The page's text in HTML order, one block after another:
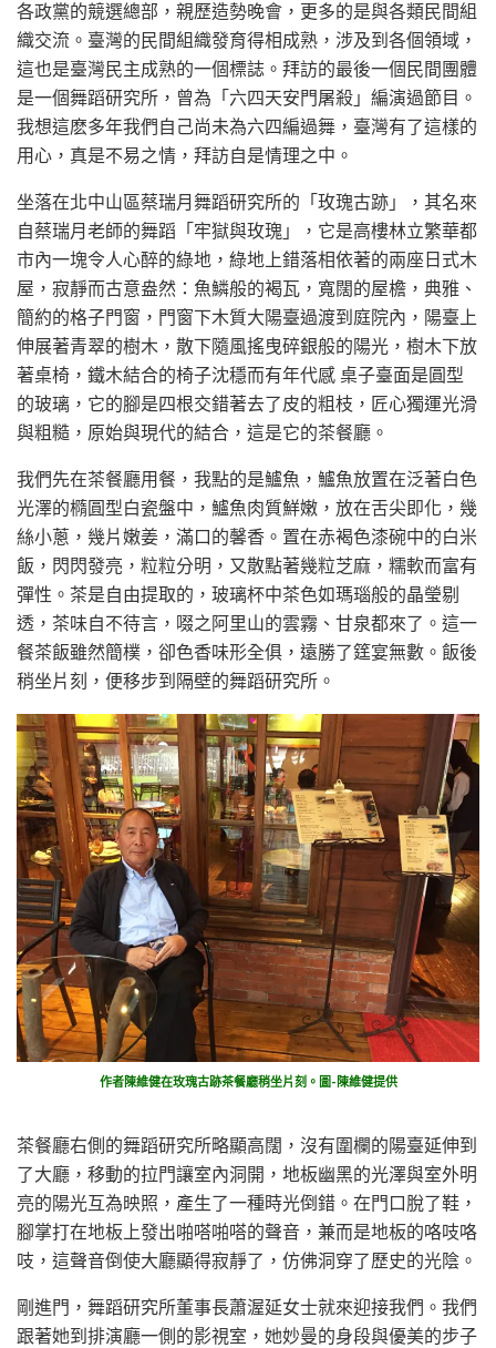
各政黨的競選總部，親歷造勢晚會，更多的是與各類民間組
織交流。臺灣的民間組織發育得相成熟，涉及到各個領域，
這也是臺灣民主成熟的一個標誌。拜訪的最後一個民間團體
是一個舞蹈研究所，曾為「六四天安門屠殺」編演過節目。
我想這麽多年我們自己尚未為六四編過舞，臺灣有了這樣的
用心，真是不易之情，拜訪自是情理之中。
坐落在北中山區蔡瑞月舞蹈研究所的「玫瑰古跡」，其名來
自蔡瑞月老師的舞蹈「牢獄與玫瑰」，它是高樓林立繁華都
市內一塊令人心醉的綠地，綠地上錯落相依著的兩座日式木
屋，寂靜而古意盎然：魚鱗般的褐瓦，寬闊的屋檐，典雅、
簡約的格子門窗，門窗下木質大陽臺過渡到庭院內，陽臺上
伸展著青翠的樹木，散下隨風搖曳碎銀般的陽光，樹木下放
著桌椅，鐵木結合的椅子沈穩而有年代感 桌子臺面是圓型
的玻璃，它的腳是四根交錯著去了皮的粗枝，匠心獨運光滑
與粗糙，原始與現代的結合，這是它的茶餐廳。
我們先在茶餐廳用餐，我點的是鱸魚，鱸魚放置在泛著白色
光澤的橢圓型白瓷盤中，鱸魚肉質鮮嫩，放在舌尖即化，幾
絲小蔥，幾片嫩姜，滿口的馨香。置在赤褐色漆碗中的白米
飯，閃閃發亮，粒粒分明，又散點著幾粒芝麻，糯軟而富有
彈性。茶是自由提取的，玻璃杯中茶色如瑪瑙般的晶瑩剔
透，茶味自不待言，啜之阿里山的雲霧、甘泉都來了。這一
餐茶飯雖然簡樸，卻色香味形全俱，遠勝了筳宴無數。飯後
稍坐片刻，便移步到隔壁的舞蹈研究所。
作者陳維健在玫瑰古跡茶餐廳稍坐片刻。圖-陳維健提供
茶餐廳右側的舞蹈研究所略顯高闊，沒有圍欄的陽臺延伸到
了大廳，移動的拉門讓室內洞開，地板幽黑的光澤與室外明
亮的陽光互為映照，產生了一種時光倒錯。在門口脫了鞋，
腳掌打在地板上發出啪嗒啪嗒的聲音，兼而是地板的咯吱咯
吱，這聲音倒使大廳顯得寂靜了，仿佛洞穿了歷史的光陰。
剛進門，舞蹈研究所董事長蕭渥延女士就來迎接我們。我們
跟著她到排演廳一側的影視室，她妙曼的身段與優美的步子